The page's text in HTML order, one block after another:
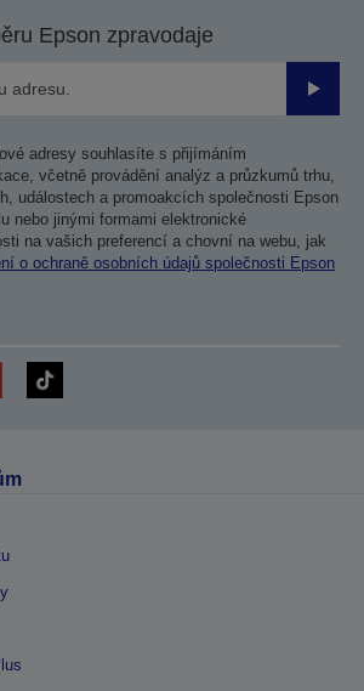
Epson zpravodaje
adresy souhlasíte s přijímáním
včetně provádění analýz a průzkumů trhu,
událostech a promoakcích společnosti Epson
nebo jinými formami elektronické
na vašich preferencí a chovní na webu, jak
o ochraně osobních údajů společnosti Epson